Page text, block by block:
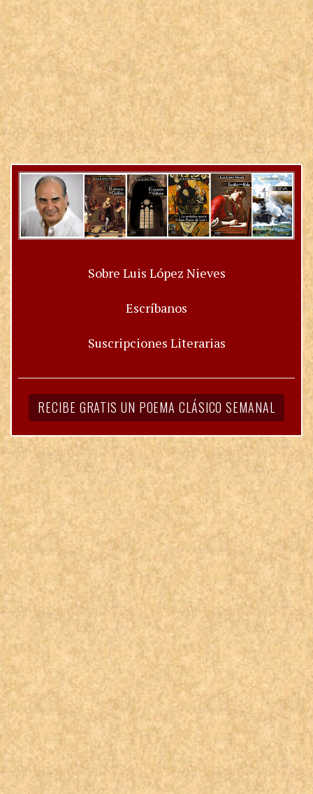
Sobre Luis López Nieves
Escríbanos
Suscripciones Literarias
RECIBE GRATIS UN POEMA CLÁSICO SEMANAL